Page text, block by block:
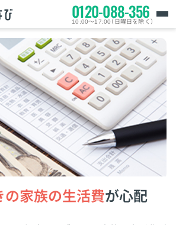
0120-088-356
10:00～17:00（日曜日を除く）
の家族の生活費が心配